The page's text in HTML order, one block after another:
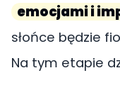
emocjami i
słońce będzie
Na tym etapie